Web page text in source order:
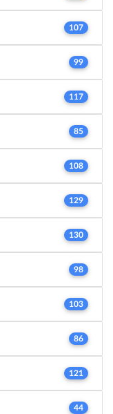
107
99
117
85
108
129
130
98
103
86
121
44